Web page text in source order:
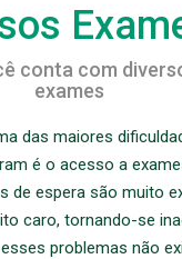
conta com
exames
das maiores
é o acesso a
de espera são muito
caro, tornando-se
esses problemas não